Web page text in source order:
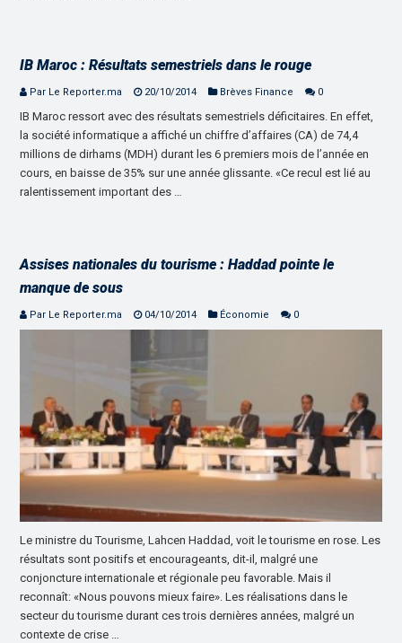
IB Maroc : Résultats semestriels dans le rouge
Par Le Reporter.ma 20/10/2014 Brèves Finance 0
IB Maroc ressort avec des résultats semestriels déficitaires. En effet,
la société informatique a affiché un chiffre d’affaires (CA) de 74,4
millions de dirhams (MDH) durant les 6 premiers mois de l’année en
cours, en baisse de 35% sur une année glissante. «Ce recul est lié au
ralentissement important des …
Assises nationales du tourisme : Haddad pointe le
manque de sous
Par Le Reporter.ma 04/10/2014 Économie 0
Le ministre du Tourisme, Lahcen Haddad, voit le tourisme en rose. Les
résultats sont positifs et encourageants, dit-il, malgré une
conjoncture internationale et régionale peu favorable. Mais il
reconnaît: «Nous pouvons mieux faire». Les réalisations dans le
secteur du tourisme durant ces trois dernières années, malgré un
contexte de crise …